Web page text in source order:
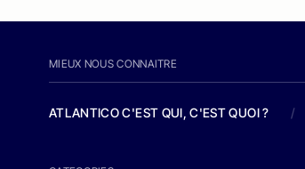
MIEUX NOUS CONNAITRE
ATLANTICO C'EST QUI, C'EST QUOI ? /